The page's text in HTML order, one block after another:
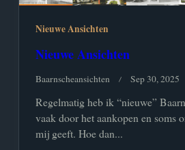
Nieuwe Ansichten
Nieuwe Ansichten
Baarnscheansichten Sep 30, 2025
Regelmatig heb ik “nieuwe”
vaak door het aankopen en soms
mij geeft. Hoe dan...